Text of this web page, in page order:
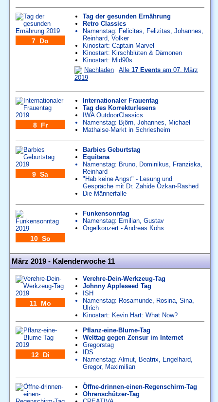
7 Do
Tag der gesunden Ernährung
Retro Classics
Namenstag: Felicitas Felizitas Johannes
Reinhard Volker
Kinostart: Captain Marvel
Kinostart: Kirschblüten & Dämonen
Kinostart: Mid90s
Nachladen
Alle 17 Eventsam 07. März
2019
8 Fr
Internationaler Frauentag
Tag des Korrekturlesens
IWA OutdoorClassics
Namenstag: Björn, Johannes
Michael
Mathaise-Markt in Schriesheim
9 Sa
Barbies Geburtstag
Equitana
Namenstag: Bruno, Dominikus Franziska,
Reinhard
"Hab keine Angst" - Lesung und
Gespräche mit Dr. Zahide Özkan-Rashed
Die Männerfalle
10 So
Funkensonntag
Namenstag: Emilian, Gustav
Orgelkonzert - Andreas Köhs
März 2019 - Kalenderwoche 11
11 Mo
Verehre-Dein-Werkzeug-Tag
Johnny Appleseed Tag
ISH
Namenstag: Rosamunde, Rosina, Sina,
Ulrich
Kinostart: Kevin Hart: What Now?
12 Di
Pflanz-eine-Blume-Tag
Welttag gegen Zensur im Internet
Gregorstag
IDS
Namenstag: Almut, Beatrix Engelhard
Gregor, Maximilian
Öffne-drinnen-einen-Regenschirm-Tag
Ohrenschützer-Tag